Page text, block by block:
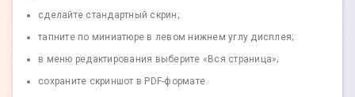
сделайте стандартный скрин;
тапните по миниатюре в левом нижнем углу дисплея;
в меню редактирования выберите «Вся страница»;
сохраните скриншот в PDF-формате.